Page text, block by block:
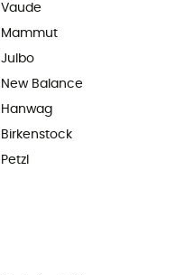
Vaude
Mammut
Julbo
New Balance
Hanwag
Birkenstock
Petzl